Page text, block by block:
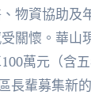
物資協助及
關懷。華山
萬元（含
長輩募集新